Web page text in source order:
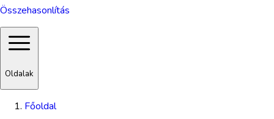
Összehasonlítás
Oldalak
Főoldal